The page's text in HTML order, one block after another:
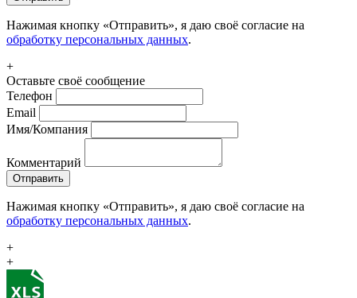
Нажимая кнопку «Отправить», я даю своё согласие на
обработку персональных данных.
+
Оставьте своё сообщение
Телефон
Email
Имя/Компания
Комментарий
Отправить
Нажимая кнопку «Отправить», я даю своё согласие на
обработку персональных данных.
+
+